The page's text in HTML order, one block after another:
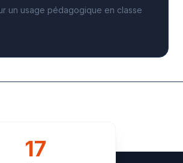
un usage pédagogique en classe
17